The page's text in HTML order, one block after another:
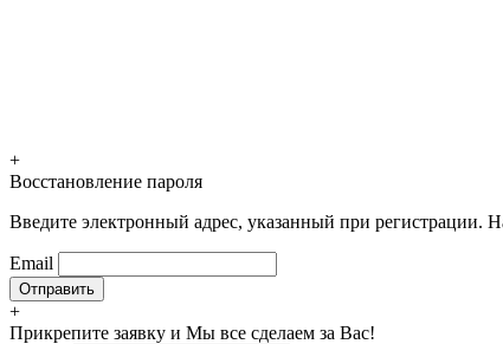
+
Восстановление пароля
Введите электронный адрес, указанный при регистрации.
Email
+
Прикрепите заявку и Мы все сделаем за Вас!